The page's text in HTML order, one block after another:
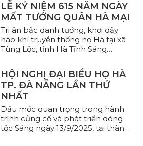
LỄ KỶ NIỆM 615 NĂM NGÀY
MẤT TƯỚNG QUÂN HÀ MẠI
Tri ân bậc danh tướng, khơi dậy
hào khí truyền thống họ Hà tại xã
Tùng Lộc, tỉnh Hà Tĩnh Sáng
HỘI NGHỊ ĐẠI BIỂU HỌ HÀ
TP. ĐÀ NẴNG LẦN THỨ
NHẤT
Dấu mốc quan trọng trong hành
trình củng cố và phát triển dòng
tộc Sáng ngày 13/9/2025, tại thành